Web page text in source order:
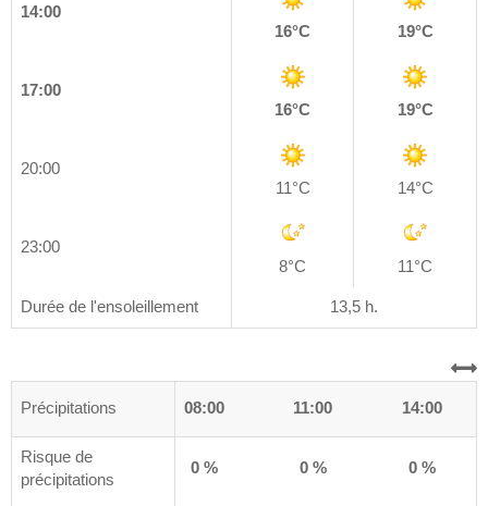
14:00
16°C
19°C
17:00
16°C
19°C
20:00
11°C
14°C
23:00
8°C
11°C
Durée de l'ensoleillement 13,5 h.
Précipitations
05:00 08:00 11:00 14:00
Risque de
précipitations
10 % 0 % 0 % 0 %